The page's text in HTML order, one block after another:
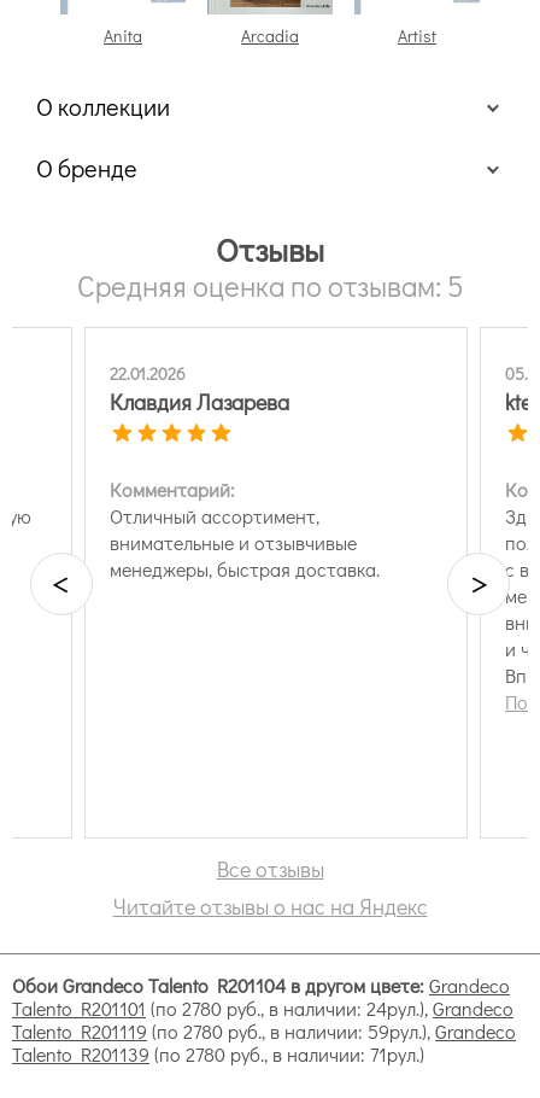
Anita Arcadia Artist
О коллекции
О бренде
Отзывы
Средняя оценка по отзывам: 5
22.01.2026
Клавдия Лазарева
Комментарий:
Отличный ассортимент,
внимательные и отзывчивые
менеджеры, быстрая доставка.
с
и
< >
Все отзывы
Читайте отзывы о нас на Яндекс
Обои Grandeco Talento R201104 в другом цвете:Grandeco
Talento R201101 (по 2780 руб., в наличии: 24рул.),Grandeco
Talento R201119 (по 2780 руб., в наличии: 59рул.),Grandeco
Talento R201139 (по 2780 руб., в наличии: 71рул.)